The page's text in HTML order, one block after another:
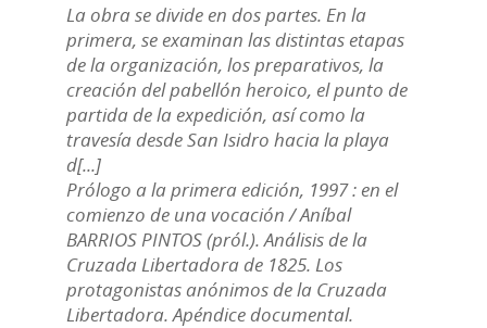
La obra se divide en dos partes. En la
primera, se examinan las distintas etapas
de la organización, los preparativos, la
creación del pabellón heroico, el punto de
partida de la expedición, así como la
travesía desde San Isidro hacia la playa
d[...]
Prólogo a la primera edición, 1997 : en el
comienzo de una vocación / Aníbal
BARRIOS PINTOS (pról.). Análisis de la
Cruzada Libertadora de 1825. Los
protagonistas anónimos de la Cruzada
Libertadora. Apéndice documental.